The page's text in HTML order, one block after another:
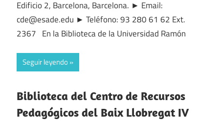
Edificio 2, Barcelona, Barcelona. ► Email:
cde@esade.edu ► Teléfono: 93 280 61 62 Ext.
2367 En la Biblioteca de la Universidad Ramón
Seguir leyendo
Biblioteca del Centro de Recursos
Pedagógicos del Baix Llobregat IV